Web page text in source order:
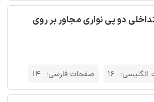
دو پی نواری مجاور بر روی
16 صفحات فارسی: 14